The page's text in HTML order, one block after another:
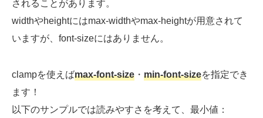
されることがあります。
widthやheightにはmax-widthやmax-heightが用意されて
いますが、font-sizeにはありません。
clampを使えばmax-font-size ・ min-font-sizeを指定でき
ます！
以下のサンプルでは読みやすさを考えて、最小値：